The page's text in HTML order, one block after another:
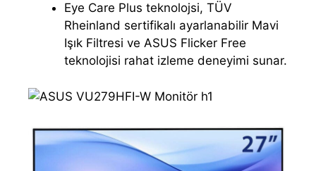
Eye Care Plus teknolojsi, TÜV
Rheinland sertifikalı ayarlanabilir Mavi
Işık Filtresi ve ASUS Flicker Free
teknolojisi rahat izleme deneyimi sunar.